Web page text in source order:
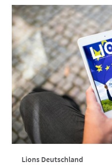
Lions Deutschland